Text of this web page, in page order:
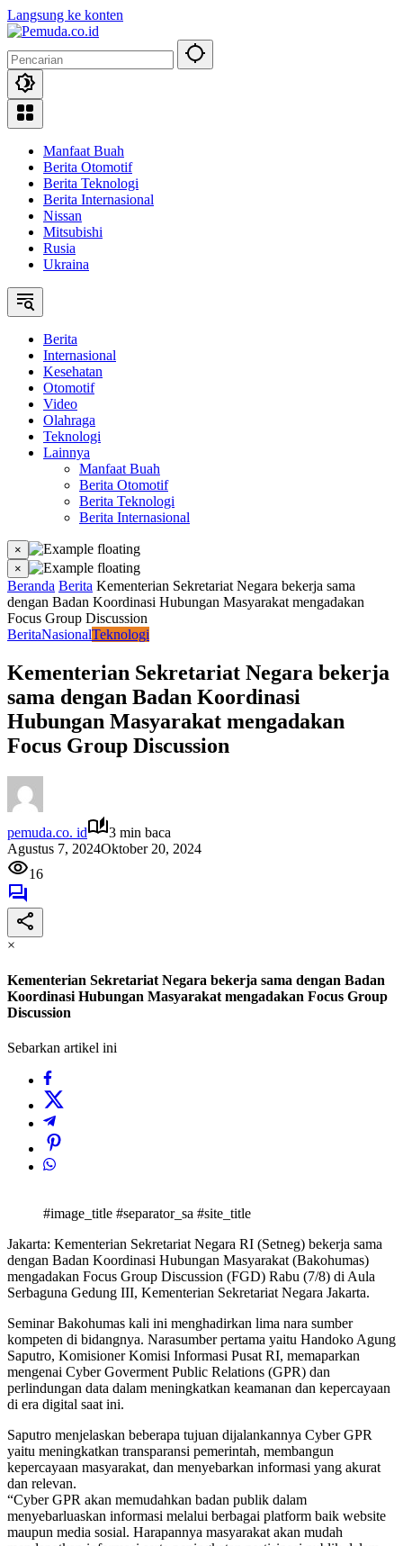
Langsung ke konten
Manfaat Buah
Berita Otomotif
Berita Teknologi
Berita Internasional
Nissan
Mitsubishi
Rusia
Ukraina
Berita
Internasional
Kesehatan
Otomotif
Video
Olahraga
Teknologi
Lainnya
Manfaat Buah
Berita Otomotif
Berita Teknologi
Berita Internasional
×
×
Beranda Berita Kementerian Sekretariat Negara bekerja sama
dengan Badan Koordinasi Hubungan Masyarakat mengadakan
Focus Group Discussion
BeritaNasionalTeknologi
Kementerian Sekretariat Negara bekerja
sama dengan Badan Koordinasi
Hubungan Masyarakat mengadakan
Focus Group Discussion
pemuda.co. id
3 min baca
Agustus 7, 2024Oktober 20, 2024
16
×
Kementerian Sekretariat Negara bekerja sama dengan Badan
Koordinasi Hubungan Masyarakat mengadakan Focus Group
Discussion
Sebarkan artikel ini
#image_title #separator_sa #site_title
Jakarta: Kementerian Sekretariat Negara RI (Setneg) bekerja sama
dengan Badan Koordinasi Hubungan Masyarakat (Bakohumas)
mengadakan Focus Group Discussion (FGD) Rabu (7/8) di Aula
Serbaguna Gedung III, Kementerian Sekretariat Negara Jakarta.
Seminar Bakohumas kali ini menghadirkan lima nara sumber
kompeten di bidangnya. Narasumber pertama yaitu Handoko Agung
Saputro, Komisioner Komisi Informasi Pusat RI, memaparkan
mengenai Cyber Goverment Public Relations (GPR) dan
perlindungan data dalam meningkatkan keamanan dan kepercayaan
di era digital saat ini.
Saputro menjelaskan beberapa tujuan dijalankannya Cyber GPR
yaitu meningkatkan transparansi pemerintah, membangun
kepercayaan masyarakat, dan menyebarkan informasi yang akurat
dan relevan.
“Cyber GPR akan memudahkan badan publik dalam
menyebarluaskan informasi melalui berbagai platform baik website
maupun media sosial. Harapannya masyarakat akan mudah